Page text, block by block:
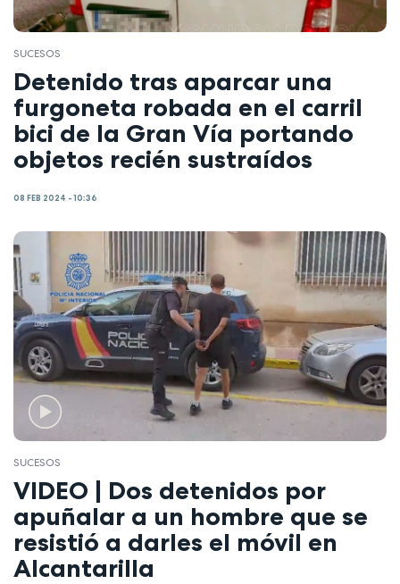
SUCESOS
Detenido tras aparcar una
furgoneta robada en el carril
bici de la Gran Vía portando
objetos recién sustraídos
08 FEB 2024 - 10:36
SUCESOS
VIDEO | Dos detenidos por
apuñalar a un hombre que se
resistió a darles el móvil en
Alcantarilla